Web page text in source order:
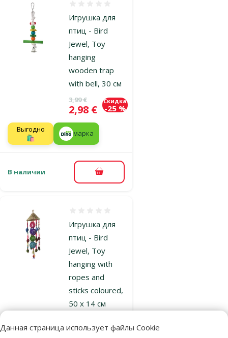
Данная страница использует файлы Cookie
Игрушка для
птиц - Bird
Jewel, Toy
hanging
wooden trap
with bell, 30 см
Исходная цена
3,99 €
Цена
2,98 €
Скидка
-25 %
Выгодно
🛍️
марка
В наличии В корзину
Игрушка для
птиц - Bird
Jewel, Toy
hanging with
ropes and
sticks coloured,
50 x 14 см
Цена
5,98 € -25 %